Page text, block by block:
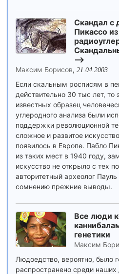
Скандал с
Пикассо
-->
Максим Борисов, 21.04.2003
Если скальным росписям в
действительно 30 тыс лет,
известных образец
углеродного анализа были
поддержки революционной
сложное и развитое
появилось в Европе. Пабло
из таких мест в 1940 году,
искусство не открыло с тех
авторитетный археолог
сомнению прежние выводы.
Все люди
генетики
Максим
Людоедство, вероятно, было
распространено среди наших